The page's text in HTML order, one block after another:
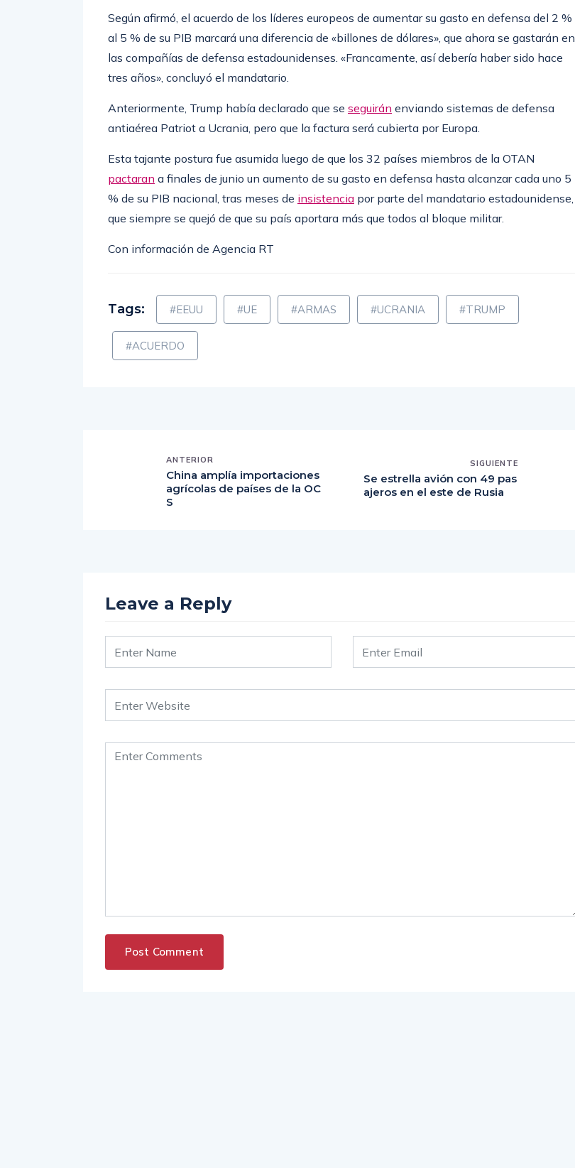
Según afirmó, el acuerdo de los líderes europeos de aumentar su gasto en defensa del 2 %
al 5 % de su PIB marcará una diferencia de «billones de dólares», que ahora se gastarán en
las compañías de defensa estadounidenses. «Francamente, así debería haber sido hace
tres años», concluyó el mandatario.
Anteriormente, Trump había declarado que se seguirán enviando sistemas de defensa
antiaérea Patriot a Ucrania, pero que la factura será cubierta por Europa.
Esta tajante postura fue asumida luego de que los 32 países miembros de la OTAN
pactaran a finales de junio un aumento de su gasto en defensa hasta alcanzar cada uno 5
% de su PIB nacional, tras meses de insistencia por parte del mandatario estadounidense,
que siempre se quejó de que su país aportara más que todos al bloque militar.
Con información de Agencia RT
Tags: #EEUU #UE #ARMAS #UCRANIA #TRUMP
#ACUERDO
ANTERIOR
China amplía importaciones
agrícolas de países de la OC
S
SIGUIENTE
Se estrella avión con 49 pas
ajeros en el este de Rusia
Leave a Reply